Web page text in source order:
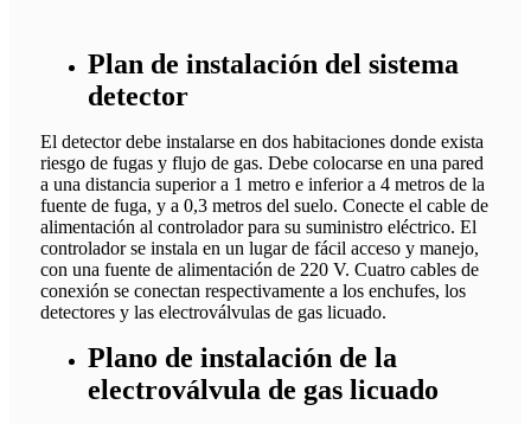
Plan de instalación del sistema
detector
El detector debe instalarse en dos habitaciones donde exista
riesgo de fugas y flujo de gas. Debe colocarse en una pared
a una distancia superior a 1 metro e inferior a 4 metros de la
fuente de fuga, y a 0,3 metros del suelo. Conecte el cable de
alimentación al controlador para su suministro eléctrico. El
controlador se instala en un lugar de fácil acceso y manejo,
con una fuente de alimentación de 220 V. Cuatro cables de
conexión se conectan respectivamente a los enchufes, los
detectores y las electroválvulas de gas licuado.
Plano de instalación de la
electroválvula de gas licuado